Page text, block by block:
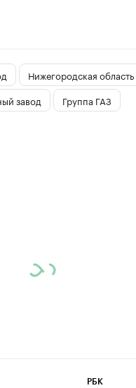
Нижегородская область
завод Группа ГАЗ
РБК